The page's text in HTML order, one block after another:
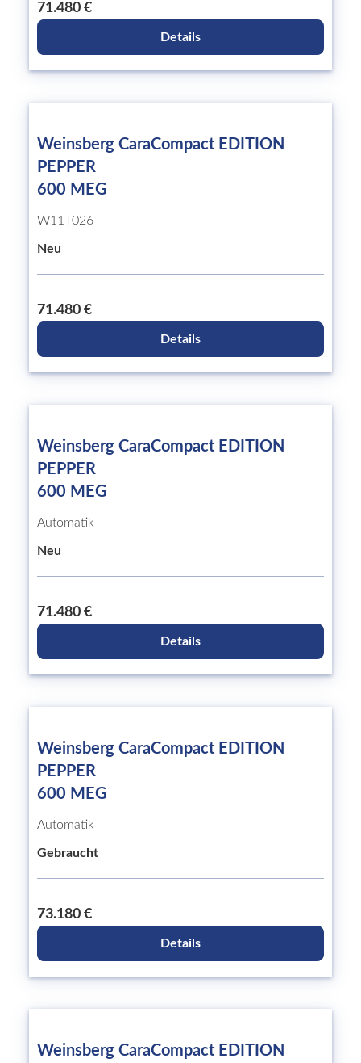
71.480 €
Details
Weinsberg CaraCompact EDITION
PEPPER
600 MEG
W11T026
Neu
71.480 €
Details
Weinsberg CaraCompact EDITION
PEPPER
600 MEG
Automatik
Neu
71.480 €
Details
Weinsberg CaraCompact EDITION
PEPPER
600 MEG
Automatik
Gebraucht
73.180 €
Details
Weinsberg CaraCompact EDITION